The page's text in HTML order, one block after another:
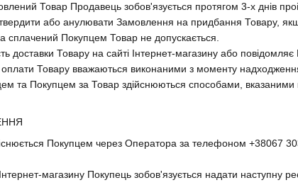
Товар Продавець зобов'язується протягом 3-х днів
або анулювати Замовлення на придбання Товару,
сплачений Покупцем Товар не допускається.
доставки Товару на сайті Інтернет-магазину або
Товару вважаються виконаними з моменту
та Покупцем за Товар здійснюються способами, вказаними
Покупцем через Оператора за телефоном +38067
магазину Покупець зобов'язується надати наступну